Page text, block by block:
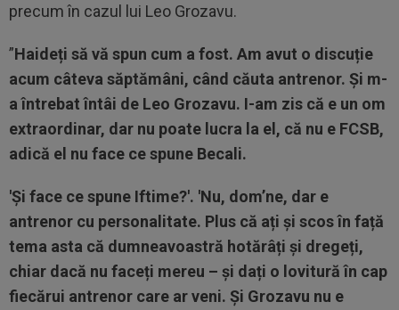
precum în cazul lui Leo Grozavu.
”Haideți să vă spun cum a fost. Am avut o discuție
acum câteva săptămâni, când căuta antrenor. Și m-
a întrebat întâi de Leo Grozavu. I-am zis că e un om
extraordinar, dar nu poate lucra la el, că nu e FCSB,
adică el nu face ce spune Becali.
'Și face ce spune Iftime?'. 'Nu, dom’ne, dar e
antrenor cu personalitate. Plus că ați și scos în față
tema asta că dumneavoastră hotărâți și dregeți,
chiar dacă nu faceți mereu – și dați o lovitură în cap
fiecărui antrenor care ar veni. Și Grozavu nu e